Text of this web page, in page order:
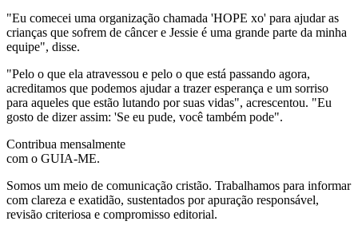
"Eu comecei uma organização chamada 'HOPE xo' para ajudar as
crianças que sofrem de câncer e Jessie é uma grande parte da minha
equipe", disse.
"Pelo o que ela atravessou e pelo o que está passando agora,
acreditamos que podemos ajudar a trazer esperança e um sorriso
para aqueles que estão lutando por suas vidas", acrescentou. "Eu
gosto de dizer assim: 'Se eu pude, você também pode".
Contribua mensalmente
com o GUIA-ME.
Somos um meio de comunicação cristão. Trabalhamos para informar
com clareza e exatidão, sustentados por apuração responsável,
revisão criteriosa e compromisso editorial.